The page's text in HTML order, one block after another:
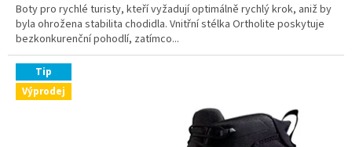
Boty pro rychlé turisty, kteří vyžadují optimálně rychlý krok, aniž by
byla ohrožena stabilita chodidla. Vnitřní stélka Ortholite poskytuje
bezkonkurenční pohodlí, zatímco...
Tip
Výprodej